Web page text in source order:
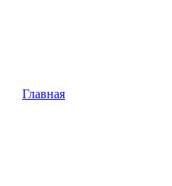
Главная